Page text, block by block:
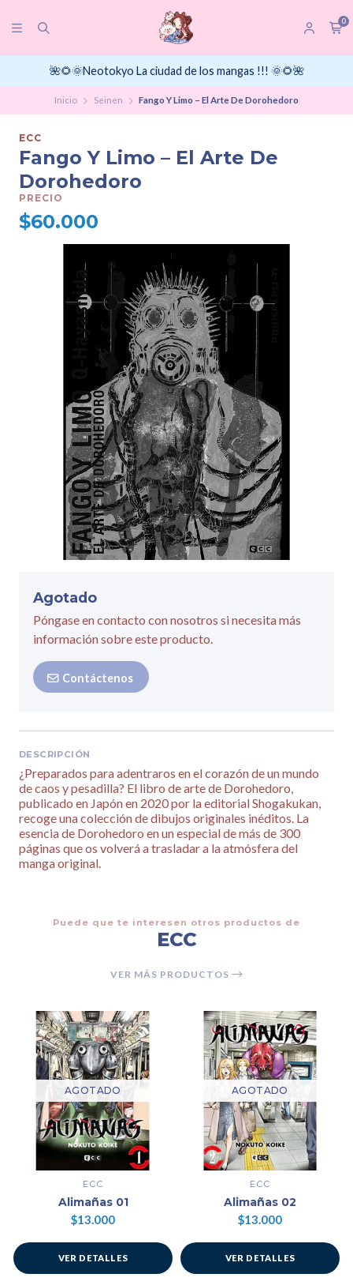
0
🌺🌻🌞Neotokyo La ciudad de los mangas !!! 🌞🌻🌺
Inicio Seinen Fango Y Limo – El Arte De Dorohedoro
ECC
Fango Y Limo – El Arte De
Dorohedoro
PRECIO
$60.000
Agotado
Póngase en contacto con nosotros si necesita más
información sobre este producto.
Contáctenos
DESCRIPCIÓN
¿Preparados para adentraros en el corazón de un mundo
de caos y pesadilla? El libro de arte de Dorohedoro,
publicado en Japón en 2020 por la editorial Shogakukan,
recoge una colección de dibujos originales inéditos. La
esencia de Dorohedoro en un especial de más de 300
páginas que os volverá a trasladar a la atmósfera del
manga original.
Puede que te interesen otros productos de
ECC
VER MÁS PRODUCTOS
AGOTADO
ECC
Alimañas 01
$13.000
VER DETALLES
AGOTADO
ECC
Alimañas 02
$13.000
VER DETALLES